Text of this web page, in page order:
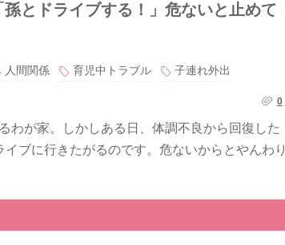
とドライブする！」危ないと止めて
人間関係 育児中トラブル 子連れ外出
0
わが家。しかしある日、体調不良から回復した
ブに行きたがるのです。危ないからとやんわり